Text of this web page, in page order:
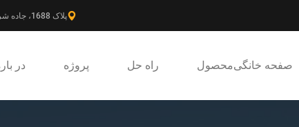
پلاک 1688، جاده شرقی گائوکه، ناحیه جدید پودونگ، شانگهای، چین.
صفحه خانگیمحصول راه حل پروژه در